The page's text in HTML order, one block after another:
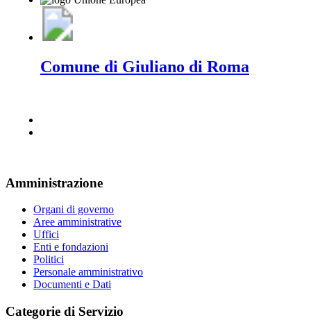
Comune di Giuliano di Roma
Amministrazione
Organi di governo
Aree amministrative
Uffici
Enti e fondazioni
Politici
Personale amministrativo
Documenti e Dati
Categorie di Servizio